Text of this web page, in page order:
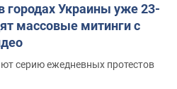
городах Украины уже 23-
массовые митинги с
серию ежедневных протестов